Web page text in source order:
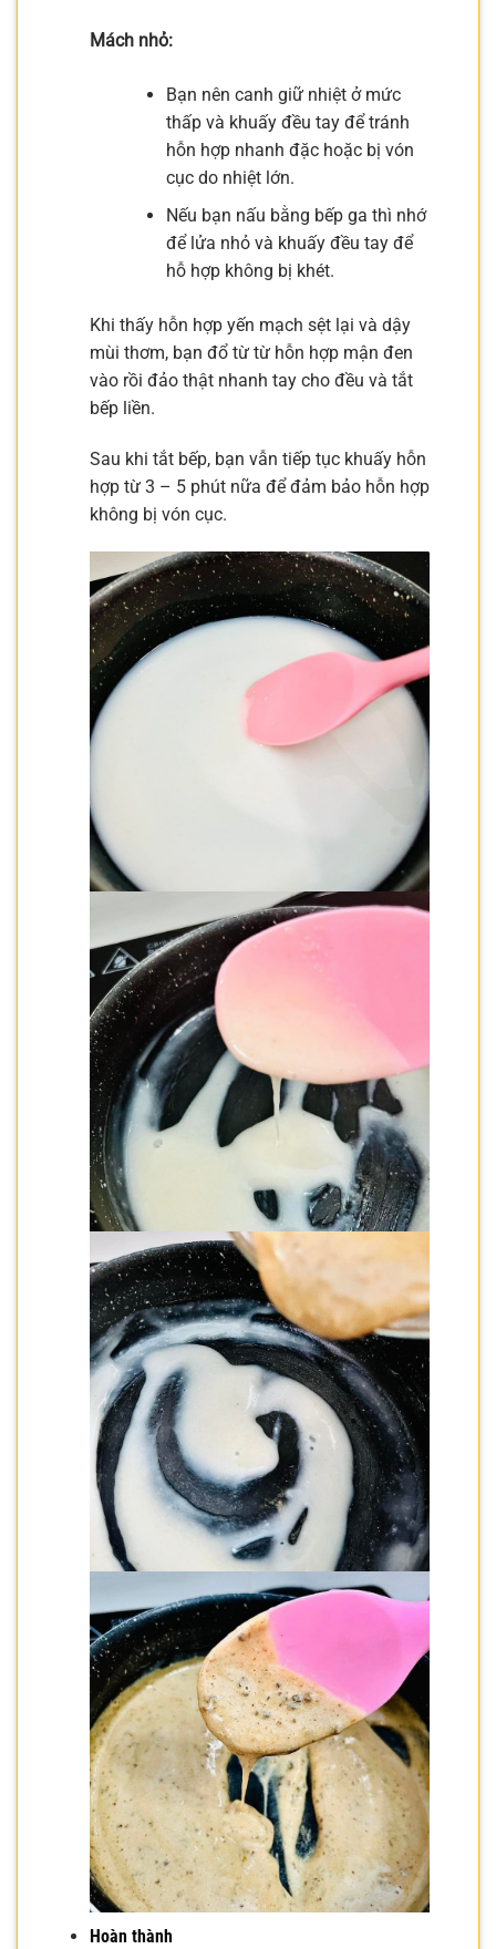
Mách nhỏ:
Bạn nên canh giữ nhiệt ở mức
thấp và khuấy đều tay để tránh
hỗn hợp nhanh đặc hoặc bị vón
cục do nhiệt lớn.
Nếu bạn nấu bằng bếp ga thì nhớ
để lửa nhỏ và khuấy đều tay để
hỗ hợp không bị khét.
Khi thấy hỗn hợp yến mạch sệt lại và dậy
mùi thơm, bạn đổ từ từ hỗn hợp mận đen
vào rồi đảo thật nhanh tay cho đều và tắt
bếp liền.
Sau khi tắt bếp, bạn vẫn tiếp tục khuấy hỗn
hợp từ 3 – 5 phút nữa để đảm bảo hỗn hợp
không bị vón cục.
Hoàn thành